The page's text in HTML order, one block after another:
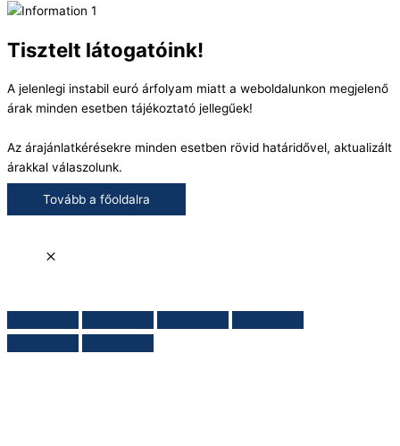
Tisztelt látogatóink!
A jelenlegi instabil euró árfolyam miatt a weboldalunkon megjelenő
árak minden esetben tájékoztató jellegűek!
Az árajánlatkérésekre minden esetben rövid határidővel, aktualizált
árakkal válaszolunk.
Tovább a főoldalra